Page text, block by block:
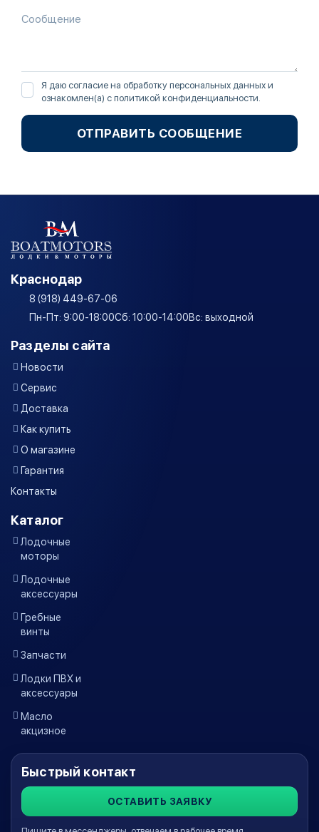
Я даю согласие на обработку персональных данных и
ознакомлен(а) с политикой конфиденциальности
ОТПРАВИТЬ СООБЩЕНИЕ
Краснодар
8 (918) 449-67-06
Пн-Пт: 9:00-18:00Сб: 10:00-14:00Вс: выходной
Разделы сайта
Новости
Сервис
Доставка
Как купить
О магазине
Гарантия
Контакты
Каталог
Лодочные
моторы
Лодочные
аксессуары
Гребные
винты
Запчасти
Лодки ПВХ и
аксессуары
Масло
акцизное
Быстрый контакт
ОСТАВИТЬ ЗАЯВКУ